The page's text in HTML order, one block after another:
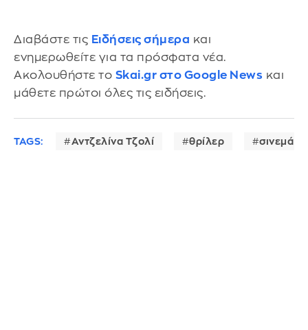
Διαβάστε τις Ειδήσεις σήμερα και
ενημερωθείτε για τα πρόσφατα νέα.
Ακολουθήστε το Skai.gr στο Google News και
μάθετε πρώτοι όλες τις ειδήσεις.
TAGS: Αντζελίνα Τζολί θρίλερ σινεμά